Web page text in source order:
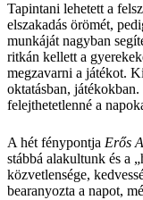
Tapintani lehetett a
elszakadás örömét,
munkáját nagyban
ritkán kellett a
megzavarni a játékot.
oktatásban,
felejthetetlenné a
A hét fénypontja Erős
stábbá alakultunk és a
közvetlensége,
bearanyozta a napot,